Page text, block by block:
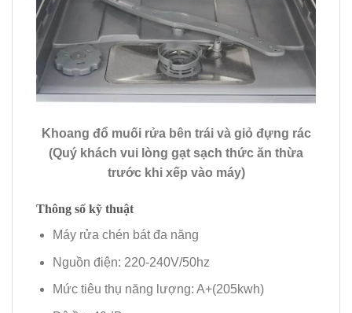
Khoang đổ muối rửa bên trái và giỏ đựng rác
(Quý khách vui lòng gạt sạch thức ăn thừa
trước khi xếp vào máy)
Thông số kỹ thuật
Máy rửa chén bát đa năng
Nguồn điện: 220-240V/50hz
Mức tiêu thụ năng lượng: A+(205kwh)